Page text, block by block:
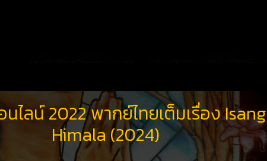
ไลน์ 2022 พากย์ไทยเต็มเรื่อง Isang
Himala (2024)